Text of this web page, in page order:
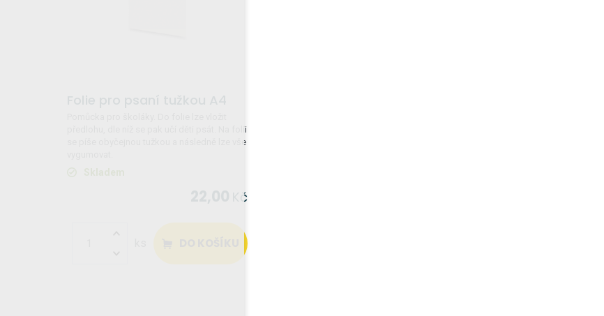
předlohu, dle níž se pak učí děti psát. Na folii
se píše obyčejnou tužkou a následně lze vše
Kč